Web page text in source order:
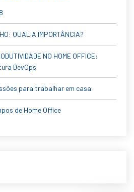
QUAL A IMPORTÂNCIA?
NO HOME OFFICE:
DevOps
para trabalhar em casa
de Home Office